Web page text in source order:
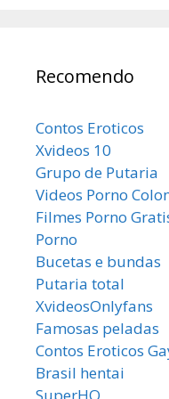
Recomendo
Contos Eroticos
Xvideos 10
Grupo de Putaria
Videos Porno
Filmes Porno
Porno
Bucetas e bundas
Putaria total
XvideosOnlyfans
Famosas peladas
Contos Eroticos
Brasil hentai